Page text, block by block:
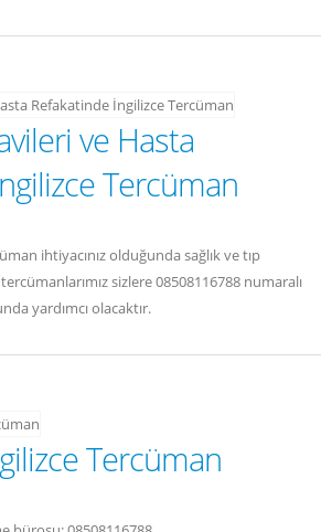
ve Hasta
Tercüman
ihtiyacınız olduğunda sağlık ve tıp
sizlere 08508116788 numaralı
yardımcı olacaktır.
Tercüman